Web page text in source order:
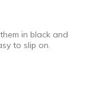
in black and
to slip on.